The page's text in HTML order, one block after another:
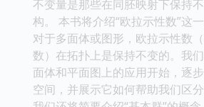
不变量是那些在同胚映射下保持
构。 本书将介绍“欧拉示性数”这
对于多面体或图形，欧拉示性数
数）在拓扑上是保持不变的。我
面体和平面图上的应用开始，逐
空间，并展示它如何帮助我们区分